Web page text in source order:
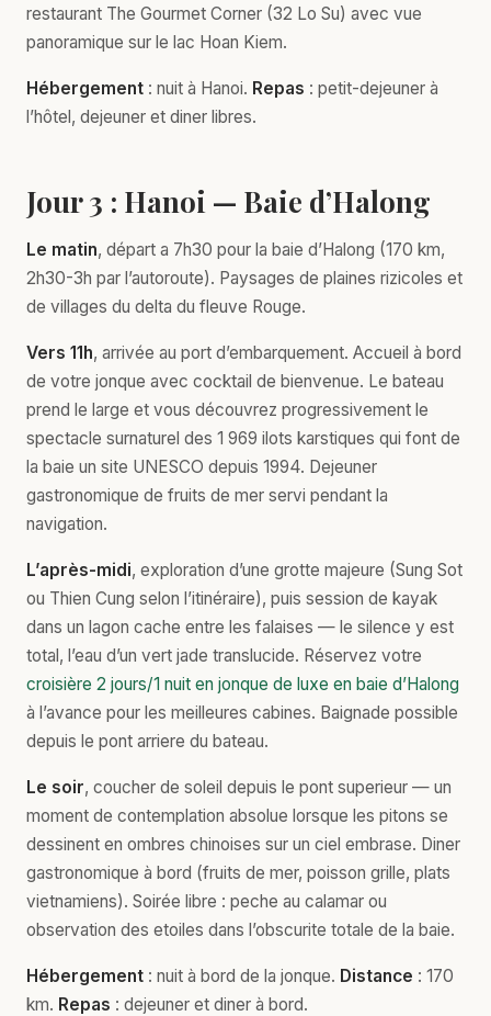
restaurant The Gourmet Corner (32 Lo Su) avec vue
panoramique sur le lac Hoan Kiem.
Hébergement : nuit à Hanoi. Repas : petit-dejeuner à
l’hôtel, dejeuner et diner libres.
Jour 3 : Hanoi — Baie d’Halong
Le matin, départ a 7h30 pour la baie d’Halong (170 km,
2h30-3h par l’autoroute). Paysages de plaines rizicoles et
de villages du delta du fleuve Rouge.
Vers 11h, arrivée au port d’embarquement. Accueil à bord
de votre jonque avec cocktail de bienvenue. Le bateau
prend le large et vous découvrez progressivement le
spectacle surnaturel des 1 969 ilots karstiques qui font de
la baie un site UNESCO depuis 1994. Dejeuner
gastronomique de fruits de mer servi pendant la
navigation.
L’après-midi, exploration d’une grotte majeure (Sung Sot
ou Thien Cung selon l’itinéraire), puis session de kayak
dans un lagon cache entre les falaises — le silence y est
total, l’eau d’un vert jade translucide. Réservez votre
croisière 2 jours/1 nuit en jonque de luxe en baie d’Halong
à l’avance pour les meilleures cabines. Baignade possible
depuis le pont arriere du bateau.
Le soir, coucher de soleil depuis le pont superieur — un
moment de contemplation absolue lorsque les pitons se
dessinent en ombres chinoises sur un ciel embrase. Diner
gastronomique à bord (fruits de mer, poisson grille, plats
vietnamiens). Soirée libre : peche au calamar ou
observation des etoiles dans l’obscurite totale de la baie.
Hébergement : nuit à bord de la jonque. Distance : 170
km. Repas : dejeuner et diner à bord.